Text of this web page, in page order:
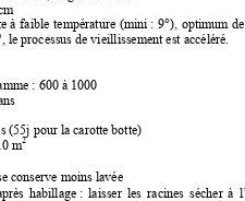
à faible température (mini : 9°), optimum
le processus de vieillissement est accéléré.
: 600 à 1000
(55j pour la carotte botte)
m2
conserve moins lavée
habillage : laisser les racines sécher à